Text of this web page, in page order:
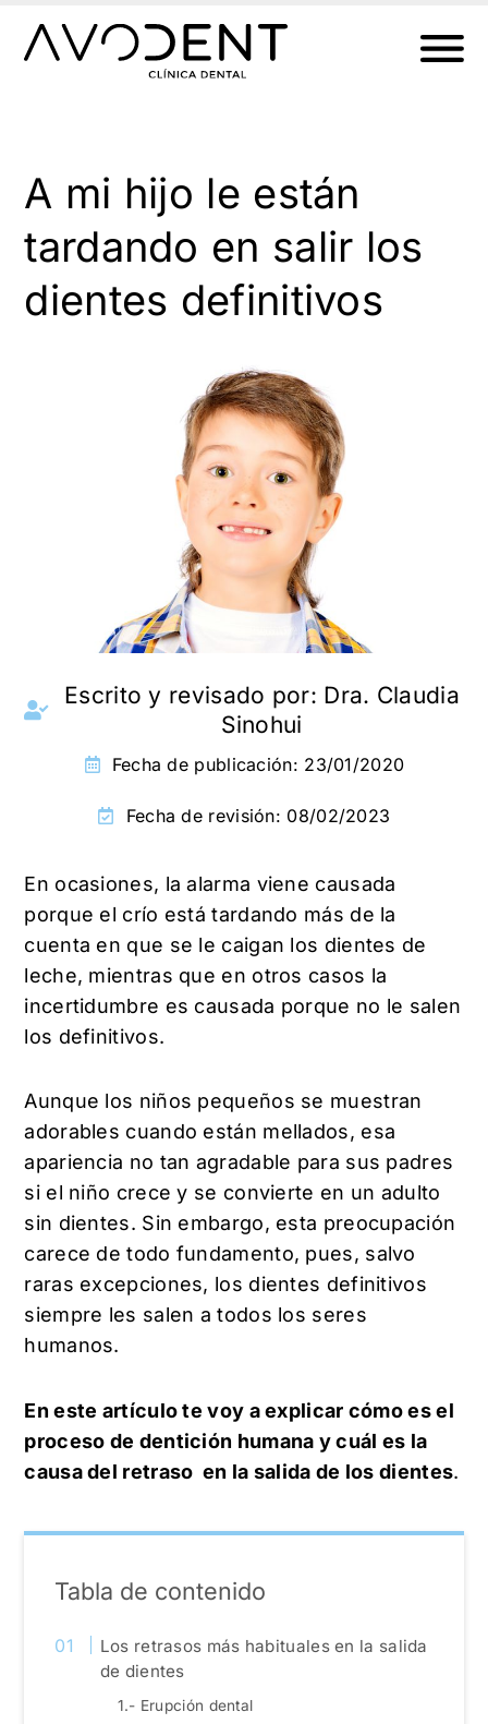
contenido
A mi hijo le están
tardando en salir los
dientes definitivos
Escrito y revisado por: Dra. Claudia
Sinohui
Fecha de publicación: 23/01/2020
Fecha de revisión: 08/02/2023
En ocasiones, la alarma viene causada
porque el crío está tardando más de la
cuenta en que se le caigan los dientes de
leche, mientras que en otros casos la
incertidumbre es causada porque no le salen
los definitivos.
Aunque los niños pequeños se muestran
adorables cuando están mellados, esa
apariencia no tan agradable para sus padres
si el niño crece y se convierte en un adulto
sin dientes. Sin embargo, esta preocupación
carece de todo fundamento, pues, salvo
raras excepciones, los dientes definitivos
siempre les salen a todos los seres
humanos.
En este artículo te voy a explicar cómo es el
proceso de dentición humana y cuál es la
causa del retraso en la salida de los dientes.
Tabla de contenido
Los retrasos más habituales en la salida
de dientes
1.- Erupción dental